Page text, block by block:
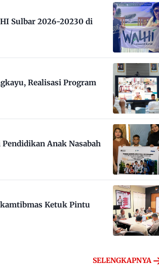
Sulbar 2026-20230 di
Realisasi Program
Anak Nasabah
Ketuk Pintu
SELENGKAPNYA